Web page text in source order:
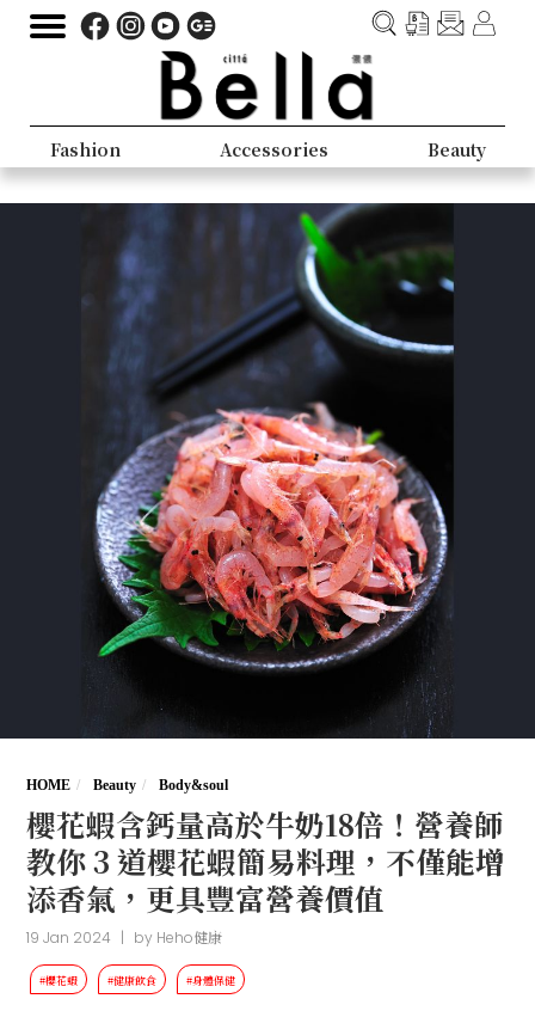
Fashion Accessories Beauty
HOME Beauty Body&soul
櫻花蝦含鈣量高於牛奶18倍！營養師
教你 3 道櫻花蝦簡易料理，不僅能增
添香氣，更具豐富營養價值
19 Jan 2024 | by Heho健康
#櫻花蝦 #健康飲食 #身體保健